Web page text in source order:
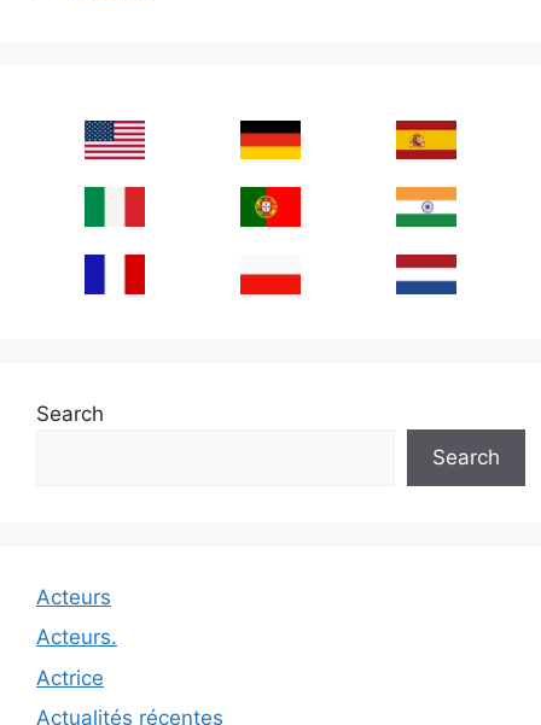
Search
Search
Acteurs
Acteurs.
Actrice
Actualités récentes